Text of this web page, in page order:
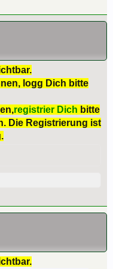
logg Dich bitte
registrier Dich bitte
Die Registrierung ist